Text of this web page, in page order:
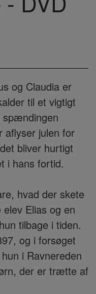
og Claudia er
til et vigtigt
spændingen
aflyser julen for
bliver hurtigt
i hans fortid.
hvad der skete
Elias og en
tilbage i tiden.
og i forsøget
i Ravnereden
der er trætte af